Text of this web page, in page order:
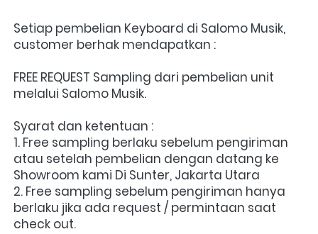
Setiap pembelian Keyboard di Salomo Musik,
customer berhak mendapatkan :
FREE REQUEST Sampling dari pembelian unit
melalui Salomo Musik.
Syarat dan ketentuan :
1. Free sampling berlaku sebelum pengiriman
atau setelah pembelian dengan datang ke
Showroom kami Di Sunter, Jakarta Utara
2. Free sampling sebelum pengiriman hanya
berlaku jika ada request / permintaan saat
check out.